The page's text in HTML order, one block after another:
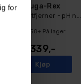
for
Tuga-Rex
Flyverustfjerner - pH nøytral - 1L
50+På lager
339,-
Kjøp